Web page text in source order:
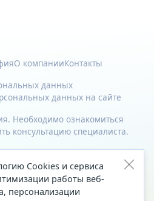
О компанииКонтакты
данных
данных на сайте
Необходимо ознакомиться
консультацию специалиста.
Cookies и сервиса
работы веб-
персонализации